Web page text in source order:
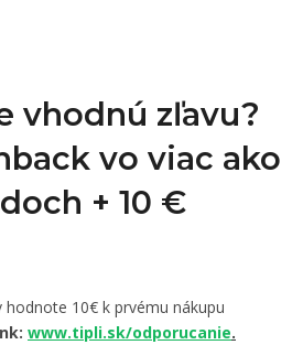
vhodnú zľavu?
vo viac ako
+ 10 €
hodnote 10€ k prvému nákupu
www.tipli.sk/odporucanie.